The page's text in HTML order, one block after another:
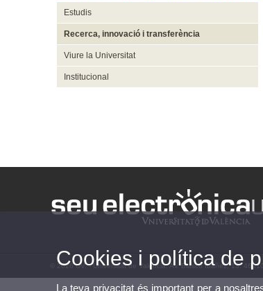
Estudis
Recerca, innovació i transferència
Viure la Universitat
Institucional
© 2026 UV. - Universitat de València. Av. Blasco Ibáñez, 13.
Cookies i política de
La teva privacitat és important per a